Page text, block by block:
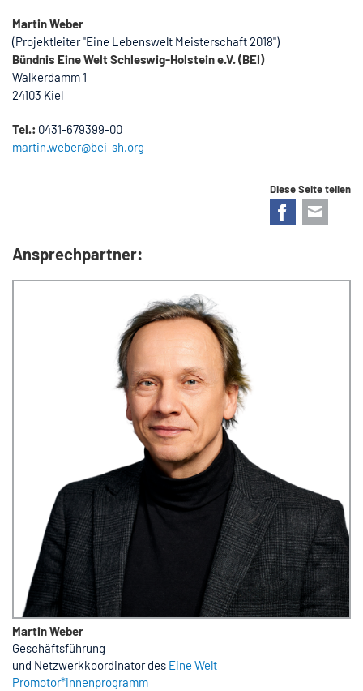
Martin Weber
(Projektleiter "Eine Lebenswelt Meisterschaft 2018")
Bündnis Eine Welt Schleswig-Holstein e.V. (BEI)
Walkerdamm 1
24103 Kiel
Tel.: 0431-679399-00
martin.weber@bei-sh.org
Diese Seite teilen
Facebook
Ansprechpartner:
Martin Weber
Geschäftsführung
und Netzwerkkoordinator des Eine Welt
Promotor*innenprogramm